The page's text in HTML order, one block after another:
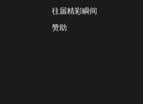
往届精彩瞬间
赞助